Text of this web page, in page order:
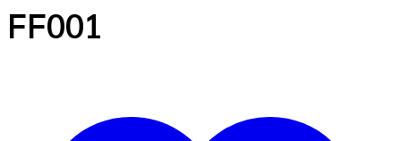
FF001